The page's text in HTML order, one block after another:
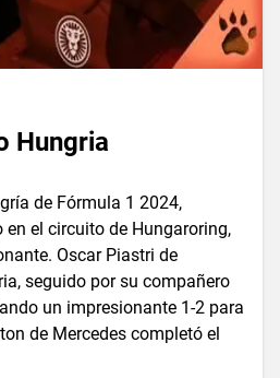
Hungria
de Fórmula 1 2024,
el circuito de Hungaroring,
Oscar Piastri de
seguido por su compañero
un impresionante 1-2 para
de Mercedes completó el